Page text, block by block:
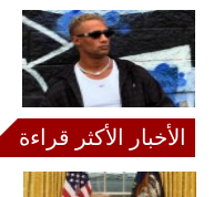
الأخبار الأكثر قراءة